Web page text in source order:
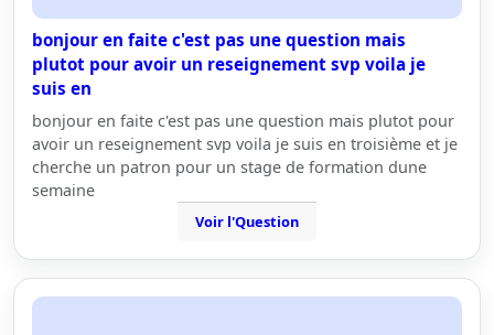
bonjour en faite c'est pas une question mais
plutot pour avoir un reseignement svp voila je
suis en
bonjour en faite c'est pas une question mais plutot pour
avoir un reseignement svp voila je suis en troisième et je
cherche un patron pour un stage de formation dune
semaine
Voir l'Question